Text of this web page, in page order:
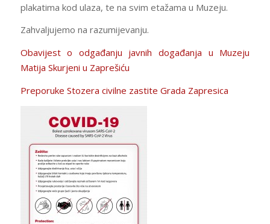
plakatima kod ulaza, te na svim etažama u Muzeju.
Zahvaljujemo na razumijevanju.
Obavijest o odgađanju javnih događanja u Muzeju
Matija Skurjeni u Zaprešiću
Preporuke Stozera civilne zastite Grada Zapresica